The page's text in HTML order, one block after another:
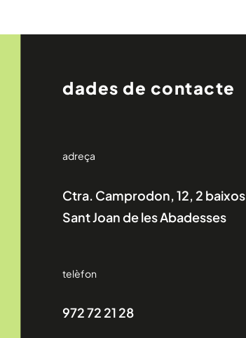
dades de contacte
adreça
Ctra. Camprodon, 12, 2 baixos
Sant Joan de les Abadesses
telèfon
972 72 21 28